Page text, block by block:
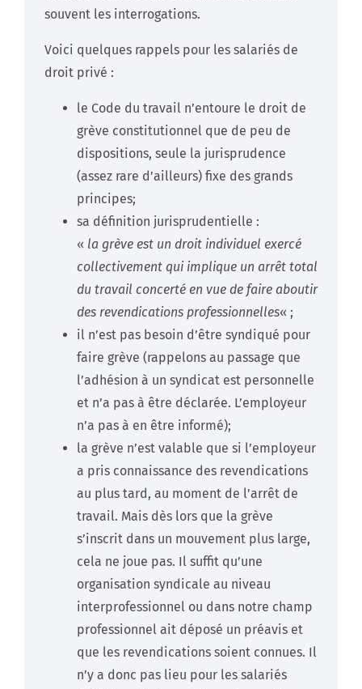
souvent les interrogations.
Voici quelques rappels pour les salariés de
droit privé :
le Code du travail n’entoure le droit de
grève constitutionnel que de peu de
dispositions, seule la jurisprudence
(assez rare d’ailleurs) fixe des grands
principes;
sa définition jurisprudentielle :
« la grève est un droit individuel exercé
collectivement qui implique un arrêt total
du travail concerté en vue de faire aboutir
des revendications professionnelles« ;
il n’est pas besoin d’être syndiqué pour
faire grève (rappelons au passage que
l’adhésion à un syndicat est personnelle
et n’a pas à être déclarée. L’employeur
n’a pas à en être informé);
la grève n’est valable que si l’employeur
a pris connaissance des revendications
au plus tard, au moment de l’arrêt de
travail. Mais dès lors que la grève
s’inscrit dans un mouvement plus large,
cela ne joue pas. Il suffit qu’une
organisation syndicale au niveau
interprofessionnel ou dans notre champ
professionnel ait déposé un préavis et
que les revendications soient connues. Il
n’y a donc pas lieu pour les salariés